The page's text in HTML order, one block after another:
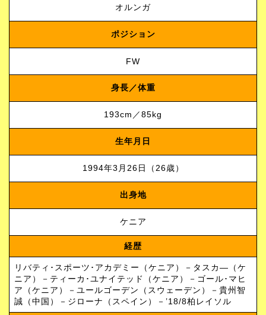
オルンガ
ポジション
FW
身長／体重
193cm／85kg
生年月日
1994年3月26日（26歳）
出身地
ケニア
経歴
リバティ･スポーツ･アカデミー（ケニア）－タスカ―（ケ
ニア）－ティーカ･ユナイテッド（ケニア）－ゴール･マヒ
ア（ケニア）－ユールゴーデン（スウェーデン）－貴州智
誠（中国）－ジローナ（スペイン）－’18/8柏レイソル